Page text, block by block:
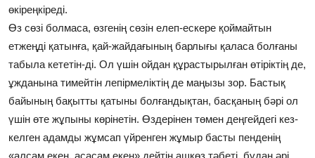
өкіреңкіреді.
Өз сөзі болмаса, өзгенің сөзін елеп-ескере қоймайтын
етжеңді қатынға, қай-жайдағының барлығы қаласа болғаны
табыла кететін-ді. Ол үшін ойдан құрастырылған өтіріктің де,
ұжданына тимейтін лепірмеліктің де маңызы зор. Бастық
байының бақытты қатыны болғандықтан, басқаның бәрі ол
үшін өте жұпыны көрінетін. Өздерінен төмен деңгейдегі кез-
келген адамды жұмсап үйренген жұмыр басты пенденің
«алсам екен, асасам екен» дейтін ашкөз тәбеті, бұдан әрі